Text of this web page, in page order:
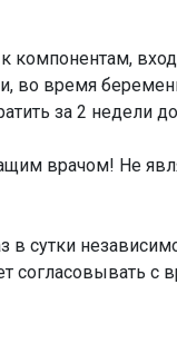
во время
за 2 недели
врачом! Не
в сутки
согласовывать